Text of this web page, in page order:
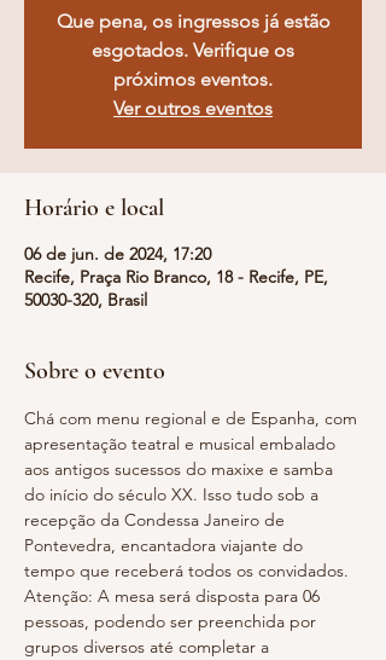
Que pena, os ingressos já estão
esgotados. Verifique os
próximos eventos.
Ver outros eventos
Horário e local
06 de jun. de 2024, 17:20
Recife, Praça Rio Branco, 18 - Recife, PE,
50030-320, Brasil
Sobre o evento
Chá com menu regional e de Espanha, com
apresentação teatral e musical embalado
aos antigos sucessos do maxixe e samba
do início do século XX. Isso tudo sob a
recepção da Condessa Janeiro de
Pontevedra, encantadora viajante do
tempo que receberá todos os convidados.
Atenção: A mesa será disposta para 06
pessoas, podendo ser preenchida por
grupos diversos até completar a